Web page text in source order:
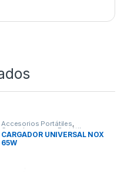
Accesorios Portátiles,
Cargadores para Portátiles,
Conectividad
CARGADOR UNIVERSAL NOX
65W